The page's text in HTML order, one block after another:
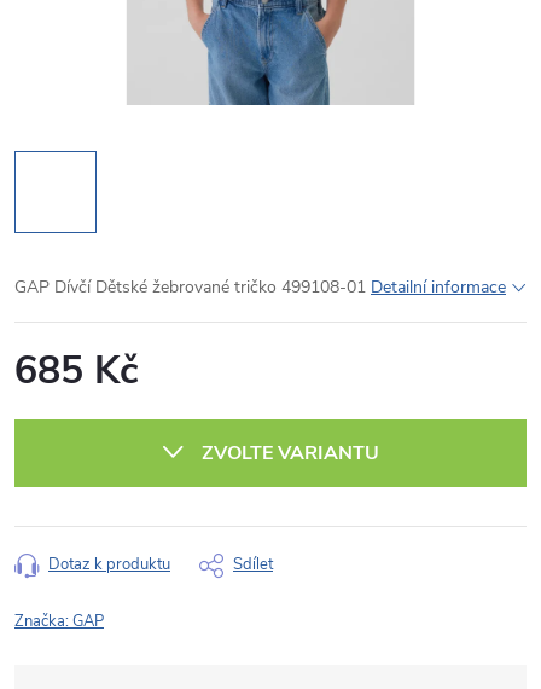
GAP Dívčí Dětské žebrované tričko 499108-01 Detailní informace
685 Kč
ZVOLTE VARIANTU
Dotaz k produktu Sdílet
Značka:GAP